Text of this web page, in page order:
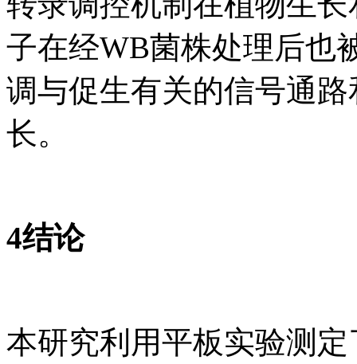
子在经WB菌株处理后也
调与促生有关的信号通
长。
4结论
本研究利用平板实验测